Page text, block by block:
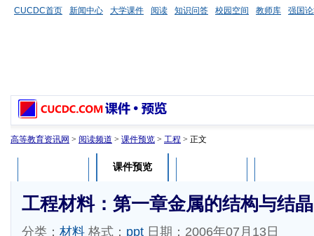
CUCDC首页 新闻中心 大学课件 阅读 知识问答 校园空间 教师库 强国
高等教育资讯网 > 阅读频道 > 课件预览 > 工程 > 正文
课件预览
工程材料：第一章金属的结构与结晶
分类： 材料 格式： ppt 日期：2006年07月13日